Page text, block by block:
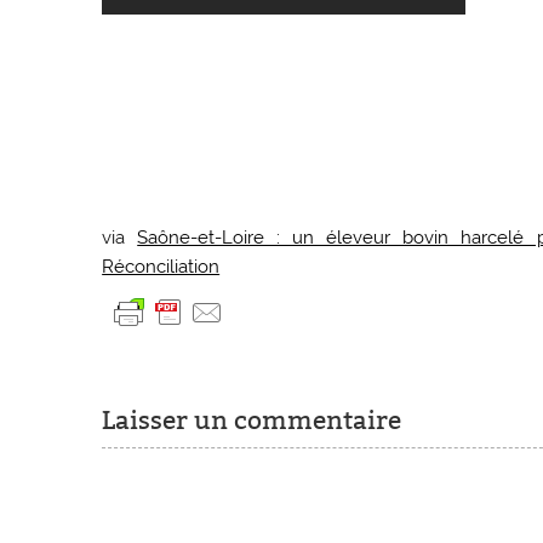
viaSaône-et-Loire : un éleveur bovin harcelé
Réconciliation
Laisser un commentaire